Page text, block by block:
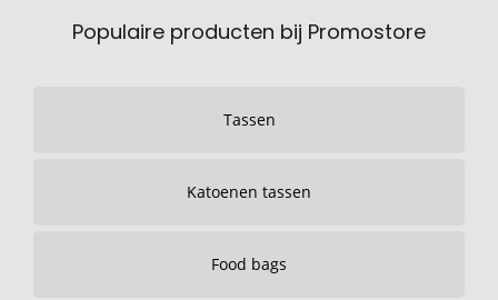
Populaire producten bij Promostore
Tassen
Katoenen tassen
Food bags